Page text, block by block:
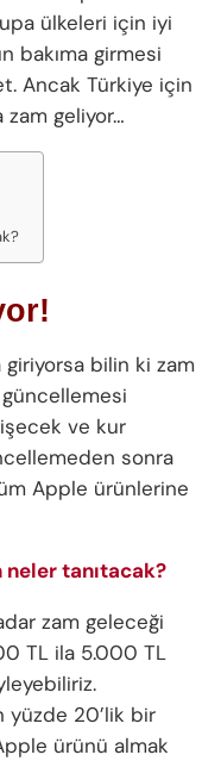
ülkeleri için iyi
bakıma girmesi
Ancak Türkiye için
zam geliyor…
giriyorsa bilin ki zam
ve kur
sonra
Apple ürünlerine
tanıtacak?
zam geleceği
TL ila 5.000 TL
yüzde 20’lik bir
ürünü almak